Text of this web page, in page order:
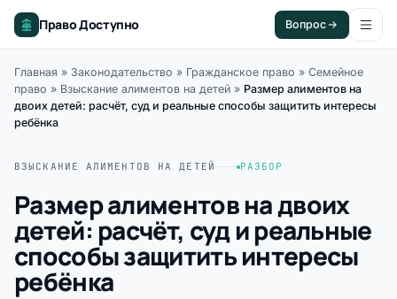
Право Доступно Вопрос
Главная » Законодательство » Гражданское право » Семейное
право » Взыскание алиментов на детей » Размер алиментов на
двоих детей: расчёт, суд и реальные способы защитить интересы
ребёнка
ВЗЫСКАНИЕ АЛИМЕНТОВ НА ДЕТЕЙ РАЗБОР
Размер алиментов на двоих
детей: расчёт, суд и реальные
способы защитить интересы
ребёнка